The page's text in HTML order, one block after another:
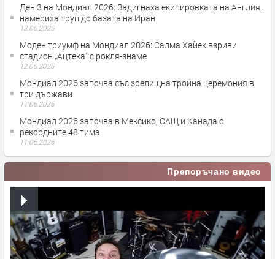
Ден 3 на Мондиал 2026: Задигнаха екипировката на Англия,
намериха труп до базата на Иран
13.06.2026
Моден триумф на Мондиал 2026: Салма Хайек взриви
стадион „Ацтека“ с рокля-знаме
12.06.2026
Мондиал 2026 започва със зрелищна тройна церемония в
три държави
11.06.2026
Мондиал 2026 започва в Мексико, САЩ и Канада с
рекордните 48 тима
11.06.2026
Препоръчано видео